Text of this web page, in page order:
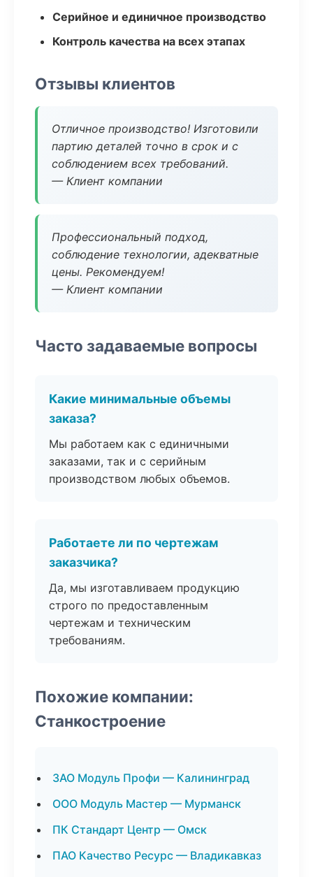
Серийное и единичное производство
Контроль качества на всех этапах
Отзывы клиентов
Отличное производство! Изготовили
партию деталей точно в срок и с
соблюдением всех требований.
— Клиент компании
Профессиональный подход,
соблюдение технологии, адекватные
цены. Рекомендуем!
— Клиент компании
Часто задаваемые вопросы
Какие минимальные объемы
заказа?
Мы работаем как с единичными
заказами, так и с серийным
производством любых объемов.
Работаете ли по чертежам
заказчика?
Да, мы изготавливаем продукцию
строго по предоставленным
чертежам и техническим
требованиям.
Похожие компании:
Станкостроение
ЗАО Модуль Профи — Калининград
ООО Модуль Мастер — Мурманск
ПК Стандарт Центр — Омск
ПАО Качество Ресурс — Владикавказ